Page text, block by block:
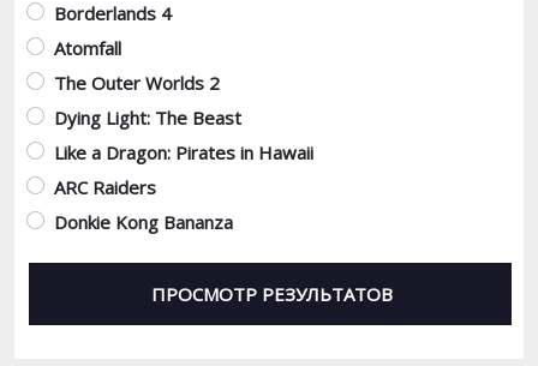
Borderlands 4
Atomfall
The Outer Worlds 2
Dying Light: The Beast
Like a Dragon: Pirates in Hawaii
ARC Raiders
Donkie Kong Bananza